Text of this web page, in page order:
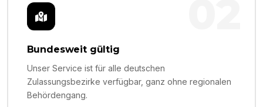
Bundesweit gültig
Unser Service ist für alle deutschen
Zulassungsbezirke verfügbar, ganz ohne regionalen
Behördengang.